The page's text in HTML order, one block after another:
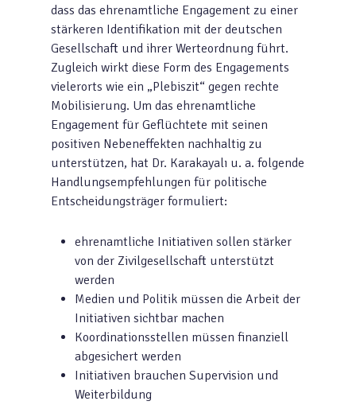
dass das ehrenamtliche Engagement zu einer
stärkeren Identifikation mit der deutschen
Gesellschaft und ihrer Werteordnung führt.
Zugleich wirkt diese Form des Engagements
vielerorts wie ein „Plebiszit“ gegen rechte
Mobilisierung. Um das ehrenamtliche
Engagement für Geflüchtete mit seinen
positiven Nebeneffekten nachhaltig zu
unterstützen, hat Dr. Karakayalı u. a. folgende
Handlungsempfehlungen für politische
Entscheidungsträger formuliert:
ehrenamtliche Initiativen sollen stärker
von der Zivilgesellschaft unterstützt
werden
Medien und Politik müssen die Arbeit der
Initiativen sichtbar machen
Koordinationsstellen müssen finanziell
abgesichert werden
Initiativen brauchen Supervision und
Weiterbildung